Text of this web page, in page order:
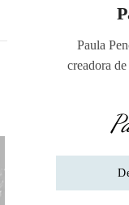
Paula
creadora de